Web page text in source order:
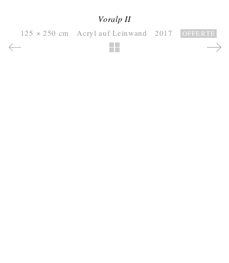
Voralp II
125 × 250 cm Acryl auf Leinwand 2017 OFFERTE